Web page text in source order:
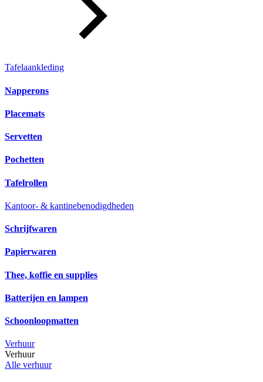
Tafelaankleding
Napperons
Placemats
Servetten
Pochetten
Tafelrollen
Kantoor- & kantinebenodigdheden
Schrijfwaren
Papierwaren
Thee, koffie en supplies
Batterijen en lampen
Schoonloopmatten
Verhuur
Verhuur
Alle verhuur